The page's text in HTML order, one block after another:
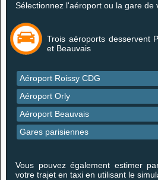
Sélectionnez l'aéroport ou la gare de
Trois aéroports desservent
et Beauvais
Aéroport Roissy CDG
Aéroport Orly
Aéroport Beauvais
Gares parisiennes
Vous pouvez également estimer
votre trajet en taxi en utilisant le